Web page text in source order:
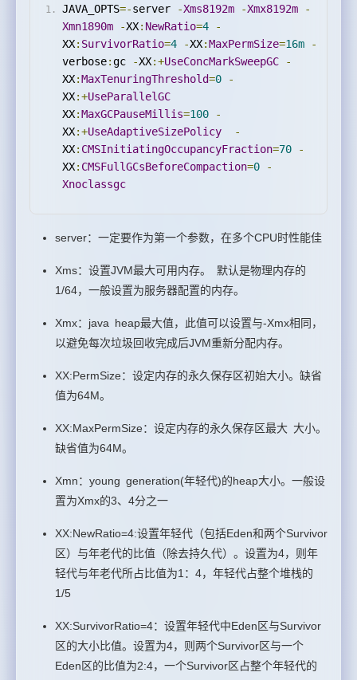
JAVA_OPTS=-server -Xms8192m -Xmx8192m
-
Xmn1890m
-XX: NewRatio=4
-
XX: SurvivorRatio=4 -XX:MaxPermSize=16m
-
verbose:gc -XX:+UseConcMarkSweepGC
-
XX:MaxTenuringThreshold=0
-
XX:+UseParallelGC
XX:MaxGCPauseMillis=100
-
XX:+UseAdaptiveSizePolicy
-
XX: CMSInitiatingOccupancyFraction=70
-
XX: CMSFullGCsBeforeCompaction=0
-
Xnoclassgc
server：一定要作为第一个参数，在多个CPU时性能佳
Xms：设置JVM最大可用内存。 默认是物理内存的
1/64，一般设置为服务器配置的内存。
Xmx：java heap最大值，此值可以设置与-Xmx相同，
以避免每次垃圾回收完成后JVM重新分配内存。
XX:PermSize：设定内存的永久保存区初始大小。缺省
值为64M。
XX:MaxPermSize：设定内存的永久保存区最大 大小。
缺省值为64M。
Xmn：young generation(年轻代)的heap大小。一般设
置为Xmx的3、4分之一
XX:NewRatio=4:设置年轻代（包括Eden和两个Survivor
区）与年老代的比值（除去持久代）。设置为4，则年
轻代与年老代所占比值为1：4，年轻代占整个堆栈的
1/5
XX:SurvivorRatio=4：设置年轻代中Eden区与Survivor
区的大小比值。设置为4，则两个Survivor区与一个
Eden区的比值为2:4，一个Survivor区占整个年轻代的